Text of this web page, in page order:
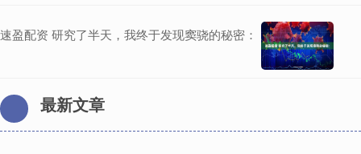
速盈配资 研究了半天，我终于发现窦骁的秘密：
最新文章